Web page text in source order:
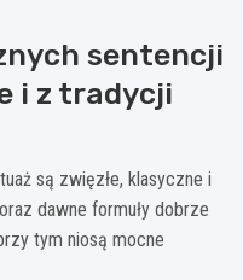
sentencji
i z tradycji
są zwięzłe, klasyczne i
dawne formuły dobrze
tym niosą mocne